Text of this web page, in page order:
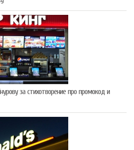
за стихотворение про промокод и